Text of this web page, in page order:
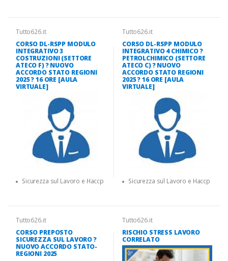
Tutto626.it
CORSO DL-RSPP MODULO
INTEGRATIVO 3
COSTRUZIONI (SETTORE
ATECO F) ? NUOVO
ACCORDO STATO REGIONI
2025 ? 16 ORE [AULA
VIRTUALE]
Sicurezza sul Lavoro e Haccp
Tutto626.it
CORSO DL-RSPP MODULO
INTEGRATIVO 4 CHIMICO ?
PETROLCHIMICO (SETTORE
ATECO C) ? NUOVO
ACCORDO STATO REGIONI
2025 ? 16 ORE [AULA
VIRTUALE]
Sicurezza sul Lavoro e Haccp
Tutto626.it
CORSO PREPOSTO
SICUREZZA SUL LAVORO ?
NUOVO ACCORDO STATO-
REGIONI 2025
Tutto626.it
RISCHIO STRESS LAVORO
CORRELATO